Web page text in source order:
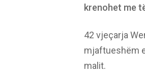
krenohet me
42 vjeçarja
mjaftueshëm
malit.